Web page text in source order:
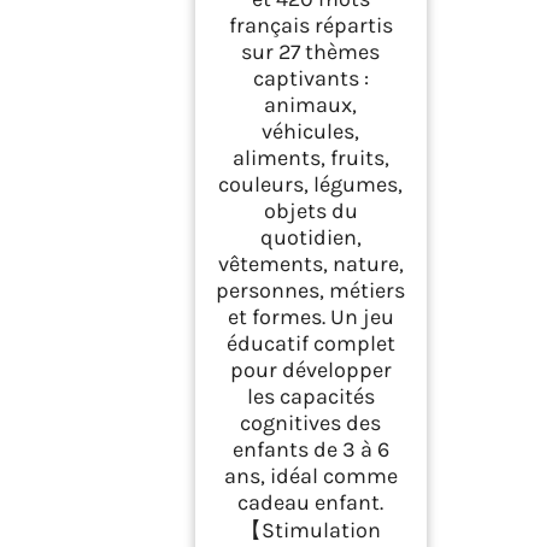
français répartis
sur 27 thèmes
captivants :
animaux,
véhicules,
aliments, fruits,
couleurs, légumes,
objets du
quotidien,
vêtements, nature,
personnes, métiers
et formes. Un jeu
éducatif complet
pour développer
les capacités
cognitives des
enfants de 3 à 6
ans, idéal comme
cadeau enfant.
【Stimulation